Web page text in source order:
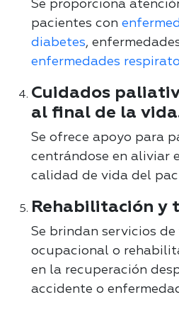
Se proporciona
pacientes con
diabetes,
enfermedades
Cuidados
al final de la
Se ofrece apoyo para
centrándose en aliviar
calidad de vida del
Rehabilitación y
Se brindan servicios
ocupacional o
en la recuperación
accidente o